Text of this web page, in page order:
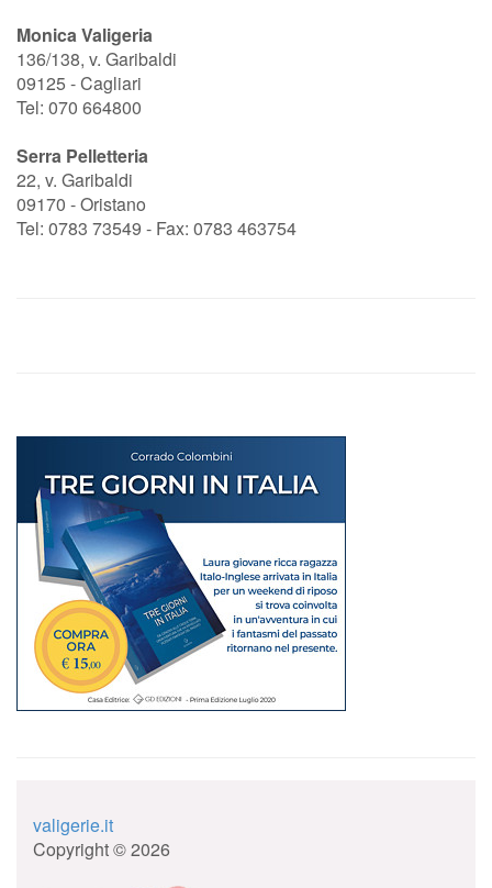
Monica Valigeria
136/138, v. Garibaldi
09125 - Cagliari
Tel: 070 664800
Serra Pelletteria
22, v. Garibaldi
09170 - Oristano
Tel: 0783 73549 - Fax: 0783 463754
valigerie.it
Copyright © 2026